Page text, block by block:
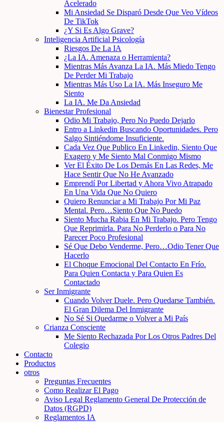
Acelerado
Mi Ansiedad Se Disparó Desde Que Veo Vídeos
De TikTok
¿Y Si Es Algo Grave?
Inteligencia Artificial Psicología
Riesgos De La IA
¿La IA. Amenaza o Herramienta?
Mientras Más Avanza La IA. Más Miedo Tengo
De Perder Mi Trabajo
Mientras Más Uso La IA. Más Inseguro Me
Siento
La IA. Me Da Ansiedad
Bienestar Profesional
Odio Mi Trabajo, Pero No Puedo Dejarlo
Entro a Linkedin Buscando Oportunidades. Pero
Salgo Sintiéndome Insuficiente.
Cada Vez Que Publico En Linkedin, Siento Que
Exagero y Me Siento Mal Conmigo Mismo
Ver El Éxito De Los Demás En Las Redes, Me
Hace Sentir Que No He Avanzado
Emprendí Por Libertad y Ahora Vivo Atrapado
En Una Vida Que No Quiero
Quiero Renunciar a Mi Trabajo Por Mi Paz
Mental. Pero…Siento Que No Puedo
Siento Mucha Rabia En Mi Trabajo. Pero Tengo
Que Reprimirla. Para No Perderlo o Para No
Parecer Poco Profesional
Sé Que Debo Venderme, Pero…Odio Tener Que
Hacerlo
El Choque Emocional Del Contacto En Frío.
Para Quien Contacta y Para Quien Es
Contactado
Ser Inmigrante
Cuando Volver Duele. Pero Quedarse También.
El Gran Dilema Del Inmigrante
No Sé Si Quedarme o Volver a Mi País
Crianza Consciente
Me Siento Rechazada Por Los Otros Padres Del
Colegio
Contacto
Productos
otros
Preguntas Frecuentes
Como Realizar El Pago
Aviso Legal Reglamento General De Protección de
Datos (RGPD)
Reglamentos IA